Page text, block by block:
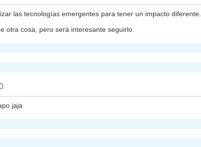
las tecnologías emergentes para tener un impacto diferente.
otra cosa, pero será interesante seguirlo.
jaja